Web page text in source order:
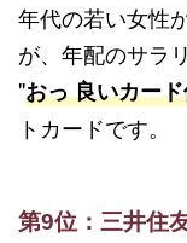
年代の若い女性
が、年配のサラ
"おっ 良いカー
トカードです。
第9位：三井住